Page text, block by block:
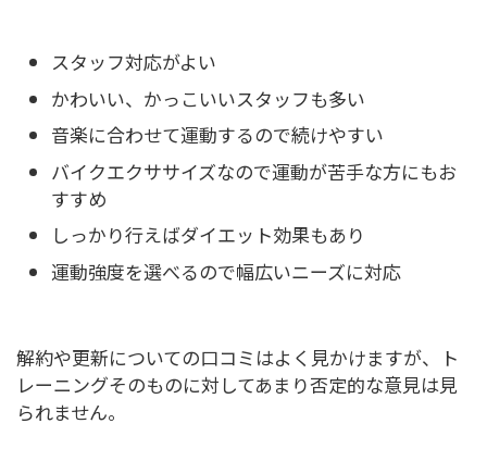
スタッフ対応がよい
かわいい、かっこいいスタッフも多い
音楽に合わせて運動するので続けやすい
バイクエクササイズなので運動が苦手な方にもお
すすめ
しっかり行えばダイエット効果もあり
運動強度を選べるので幅広いニーズに対応
解約や更新についての口コミはよく見かけますが、ト
レーニングそのものに対してあまり否定的な意見は見
られません。